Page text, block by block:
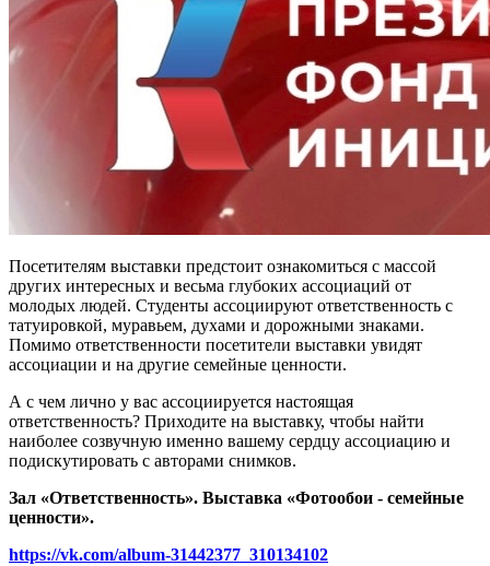
Посетителям выставки предстоит ознакомиться с массой
других интересных и весьма глубоких ассоциаций от
молодых людей. Студенты ассоциируют ответственность с
татуировкой, муравьем, духами и дорожными знаками.
Помимо ответственности посетители выставки увидят
ассоциации и на другие семейные ценности.
А с чем лично у вас ассоциируется настоящая
ответственность? Приходите на выставку, чтобы найти
наиболее созвучную именно вашему сердцу ассоциацию и
подискутировать с авторами снимков.
Зал «Ответственность». Выставка «Фотообои - семейные
ценности».
https://vk.com/album-31442377_310134102